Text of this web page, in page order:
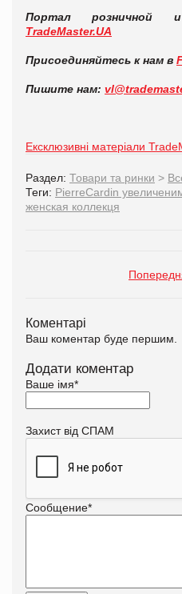
Портал розничной
TradeMaster.UA
Присоединяйтесь к нам в
Пишите нам:
Ексклюзивні матеріали
Раздел: Товари та ринки >
Теги: PierreCardin
женская коллекця
Коментарі
Ваш коментар буде першим.
Додати коментар
Ваше імя*
Захист від СПАМ
Сообщение*